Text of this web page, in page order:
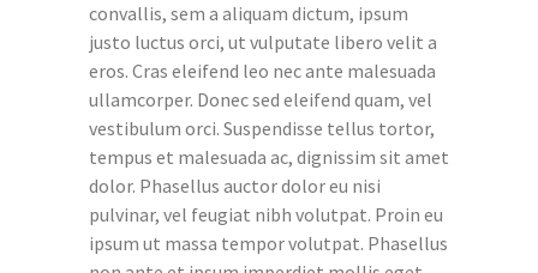
convallis, sem a aliquam dictum, ipsum
justo luctus orci, ut vulputate libero velit a
eros. Cras eleifend leo nec ante malesuada
ullamcorper. Donec sed eleifend quam, vel
vestibulum orci. Suspendisse tellus tortor,
tempus et malesuada ac, dignissim sit amet
dolor. Phasellus auctor dolor eu nisi
pulvinar, vel feugiat nibh volutpat. Proin eu
ipsum ut massa tempor volutpat. Phasellus